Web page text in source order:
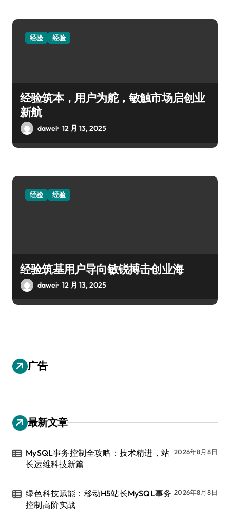
经验 经验
经验筑本，用户为舵，敏触市场启创业
新航
dawei 12 月 13, 2025
经验 经验
经验筑基用户导向敏锐搏击创业海
dawei 12 月 13, 2025
广告
最新文章
MySQL事务控制全攻略：技术精进，站
长运维科技新篇
2026年8月8日
绿色科技赋能：移动H5站长MySQL事务
控制高阶实战
2026年8月8日